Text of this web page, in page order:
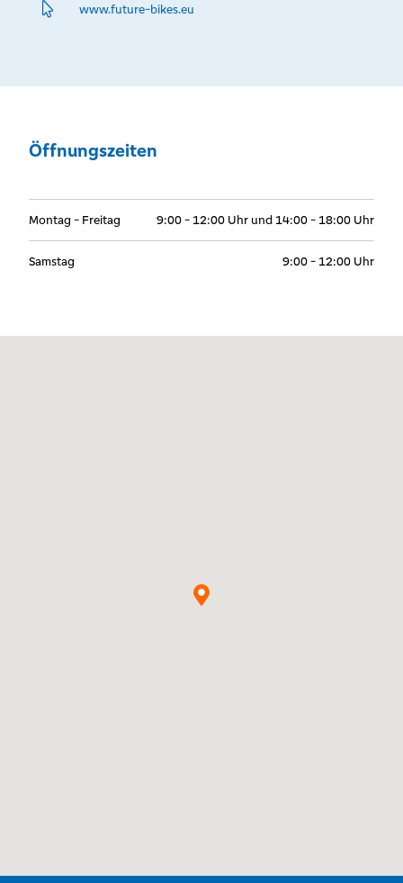
www.­future-bikes.­eu
Öffnungszeiten
Montag - Freitag 9:00 - 12:00 Uhr und 14:00 - 18:00 Uhr
Samstag 9:00 - 12:00 Uhr